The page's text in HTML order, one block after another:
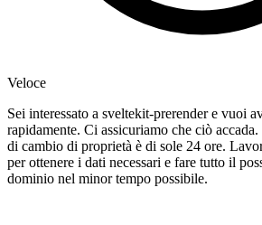
Veloce
Sei interessato a sveltekit-prerender e vuoi
rapidamente. Ci assicuriamo che ciò
di cambio di proprietà è di sole 24 ore.
per ottenere i dati necessari e fare tutto il
dominio nel minor tempo possibile.